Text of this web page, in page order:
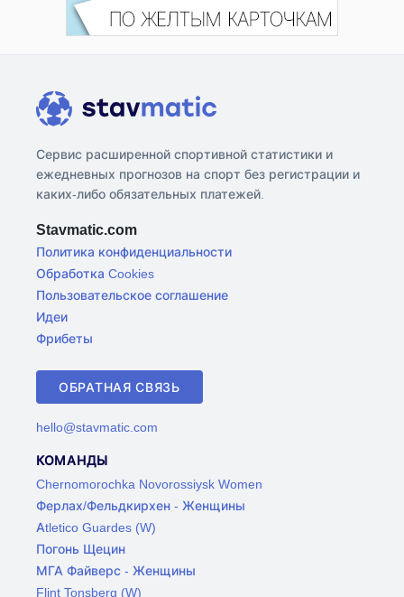
Сервис расширенной спортивной статистики и
ежедневных прогнозов на спорт без регистрации и
каких-либо обязательных платежей.
Stavmatic.com
Политика конфиденциальности
Обработка Cookies
Пользовательское соглашение
Идеи
Фрибеты
ОБРАТНАЯ СВЯЗЬ
hello@stavmatic.com
КОМАНДЫ
Chernomorochka Novorossiysk Women
Ферлах/Фельдкирхен - Женщины
Atletico Guardes (W)
Погонь Щецин
МГА Файверс - Женщины
Flint Tonsberg (W)